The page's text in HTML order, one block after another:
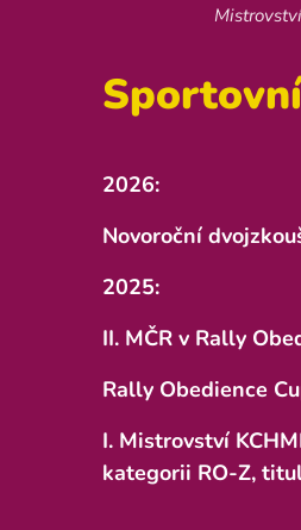
2026:
Novoroční
2025:
II. MČR v Rally
Rally Obedience
I. Mistrovství
kategorii RO-Z,